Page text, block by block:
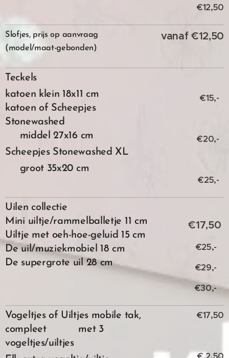
€12,50
Slofjes, prijs op aanvraag
(model/maat-gebonden)
vanaf €12,50
Teckels
katoen klein 18x11 cm
katoen of Scheepjes
Stonewashed
middel 27x16 cm
Scheepjes Stonewashed XL
groot 35x20 cm
€15,-
€20,-
€25,-
Uilen collectie
Mini uiltje/rammelballetje 11 cm
Uiltje met oeh-hoe-geluid 15 cm
De uil/muziekmobiel 18 cm
De supergrote uil 28 cm
€17,50
€25,-
€29,-
€30,-
Vogeltjes of Uiltjes mobile tak,
compleet met 3
vogeltjes/uiltjes
€17,50